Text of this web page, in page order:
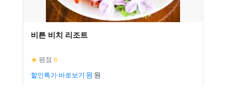
비튼 비치 리조트
★ 평점 8
할인특가 바로보기